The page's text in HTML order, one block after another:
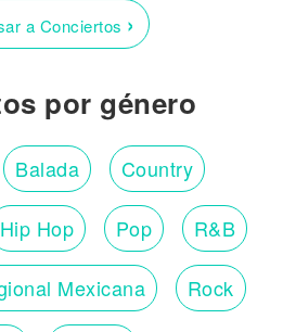
a Conciertos ›
por género
Balada Country
Hip Hop Pop R&B
Mexicana Rock